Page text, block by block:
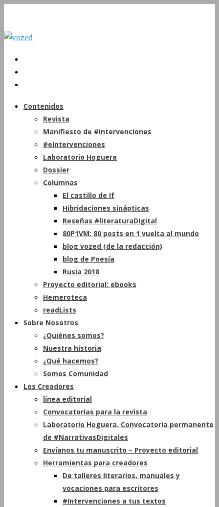
Contenidos
Revista
Manifiesto de #intervenciones
#eIntervenciones
Laboratorio Hoguera
Dossier
Columnas
El castillo de If
Hibridaciones sinápticas
Reseñas #literaturaDigital
80P1VM: 80 posts en 1 vuelta al mundo
blog vozed (de la redacción)
blog de Poesía
Rusia 2018
Proyecto editorial: ebooks
Hemeroteca
readLists
Sobre Nosotros
¿Quiénes somos?
Nuestra historia
¿Qué hacemos?
Somos Comunidad
Los Creadores
línea editorial
Convocatorias para la revista
Laboratorio Hoguera. Convocatoria permanente
de #NarrativasDigitales
Envíanos tu manuscrito – Proyecto editorial
Herramientas para creadores
De talleres literarios, manuales y
vocaciones para escritores
#Intervenciones a tus textos